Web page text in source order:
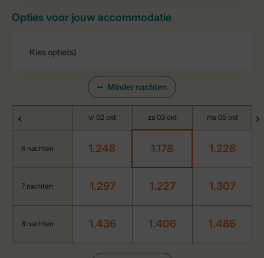
Opties voor jouw accommodatie
Minder nachten
vr 02 okt za 03 okt ma 05 okt
6 nachten 1.248 1.178 1.228
7 nachten 1.297 1.227 1.307
8 nachten 1.436 1.406 1.486